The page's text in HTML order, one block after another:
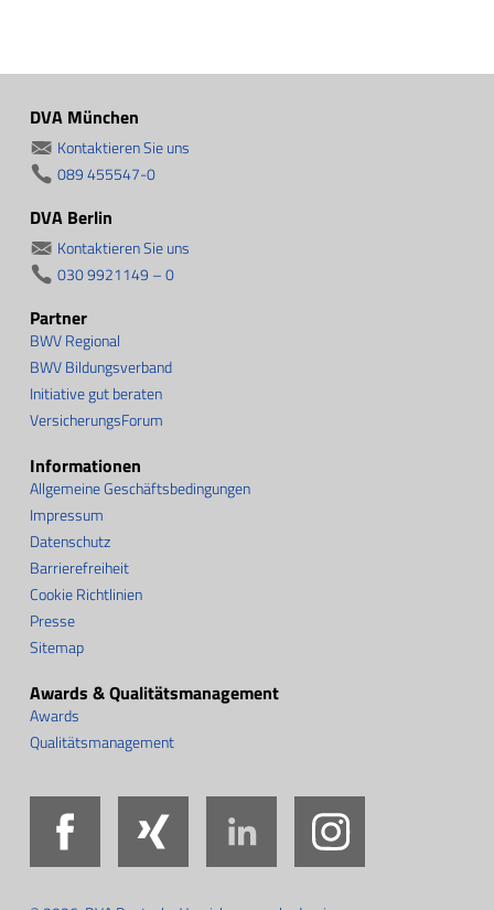
DVA München
Kontaktieren Sie uns
089 455547-0
DVA Berlin
Kontaktieren Sie uns
030 9921149 – 0
Informationen
Allgemeine Geschäftsbedingungen
Impressum
Datenschutz
Barrierefreiheit
Cookie Richtlinien
Presse
Sitemap
Partner
BWV Regional
BWV Bildungsverband
Initiative gut beraten
VersicherungsForum
Awards & Qualitätsmanagement
Awards
Qualitätsmanagement
Facebook
Xing LinkedIn